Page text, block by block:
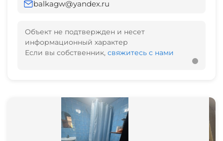
balkagw@yandex.ru
Объект не подтвержден и несет
информационный характер
Если вы собственник, свяжитесь с нами